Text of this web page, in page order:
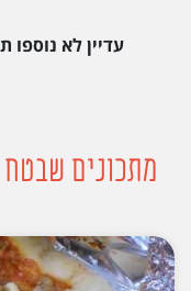
עדיין לא נוספו
מתכונים שבטח